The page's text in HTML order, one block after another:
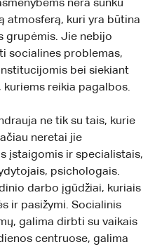
nėra sunku
atmosferą, kuri yra būtina
grupėmis. Jie nebijo
socialines problemas,
bei siekiant
kuriems reikia pagalbos.
ne tik su tais, kurie
neretai jie
įstaigomis ir specialistais,
psichologais.
darbo įgūdžiai, kuriais
ir pasižymi. Socialinis
galima dirbti su vaikais
centruose, galima